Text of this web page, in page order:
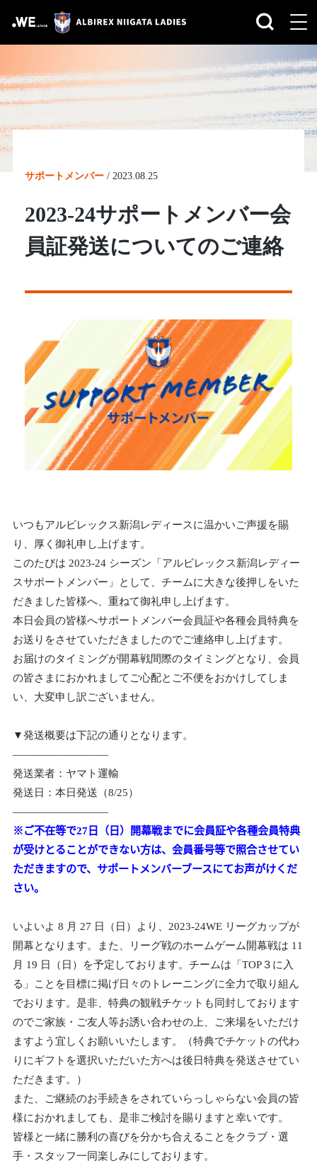
サポートメンバー / 2023.08.25
2023-24サポートメンバー会
員証発送についてのご連絡
いつもアルビレックス新潟レディースに温かいご声援を賜
り、厚く御礼申し上げます。
このたびは 2023-24 シーズン「アルビレックス新潟レディー
スサポートメンバー」として、チームに大きな後押しをいた
だきました皆様へ、重ねて御礼申し上げます。
本日会員の皆様へサポートメンバー会員証や各種会員特典を
お送りをさせていただきましたのでご連絡申し上げます。
お届けのタイミングが開幕戦間際のタイミングとなり、会員
の皆さまにおかれましてご心配とご不便をおかけしてしま
い、大変申し訳ございません。
▼発送概要は下記の通りとなります。
—————————
発送業者：ヤマト運輸
発送日：本日発送（8/25）
—————————
※ご不在等で27日（日）開幕戦までに会員証や各種会員特典
が受けとることができない方は、会員番号等で照合させてい
ただきますので、サポートメンバーブースにてお声がけくだ
さい。
いよいよ 8 月 27 日（日）より、2023-24WE リーグカップが
開幕となります。また、リーグ戦のホームゲーム開幕戦は 11
月 19 日（日）を予定しております。チームは「TOP３に入
る」ことを目標に掲げ日々のトレーニングに全力で取り組ん
でおります。是非、特典の観戦チケットも同封しております
のでご家族・ご友人等お誘い合わせの上、ご来場をいただけ
ますよう宜しくお願いいたします。（特典でチケットの代わ
りにギフトを選択いただいた方へは後日特典を発送させてい
ただきます。）
また、ご継続のお手続きをされていらっしゃらない会員の皆
様におかれましても、是非ご検討を賜りますと幸いです。
皆様と一緒に勝利の喜びを分かち合えることをクラブ・選
手・スタッフ一同楽しみにしております。